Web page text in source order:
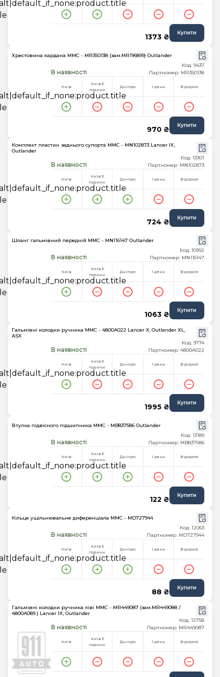
1373 ₴ Купити
Хрестовина кардана MMC - MR350138 (зам.MR196899) Outlander
В наявності
Код: 9437
Партномер: MR350138
Київ
Київ 3
години
Дніпро 1 день В дорозі
970 ₴ Купити
Комплект пластин заднього супорта MMC - MN102873 Lancer IX,
Outlander
В наявності
Код: 13301
Партномер: MN102873
Київ
Київ 3
години
Дніпро 1 день В дорозі
724 ₴ Купити
Шланг гальмівний передній MMC - MN116147 Outlander
В наявності
Код: 10992
Партномер: MN116147
Київ
Київ 3
години
Дніпро 1 день В дорозі
1063 ₴ Купити
Гальмівні колодки ручника MMC - 4800A022 Lancer X, Outlander XL,
ASX
В наявності
Код: 9774
Партномер: 4800A022
Київ
Київ 3
години
Дніпро 1 день В дорозі
1995 ₴ Купити
Втулка підвісного підшипника MMC - MB837586 Outlander
В наявності
Код: 13189
Партномер: MB837586
Київ
Київ 3
години
Дніпро 1 день В дорозі
122 ₴ Купити
Кільце ущільнювальне диференціала MMC - MD727944
В наявності
Код: 12063
Партномер: MD727944
Київ
Київ 3
години
Дніпро 1 день В дорозі
88 ₴ Купити
Гальмівні колодки ручника ліві MMC - MR449087 (зам.MR449088 /
4800A089 ) Lancer IX, Outlander
В наявності
Код: 12758
Партномер: MR449087
Київ
Київ 3
години
Дніпро 1 день В дорозі